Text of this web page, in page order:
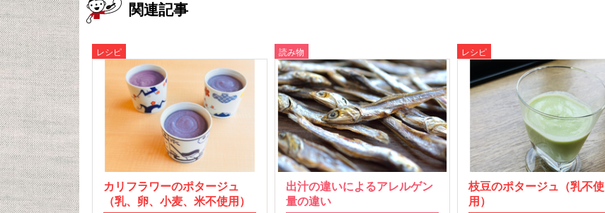
関連記事
レシピ
カリフラワーのポタージュ
（乳、卵、小麦、米不使用）
読み物
出汁の違いによるアレルゲン
量の違い
レシピ
枝豆のポタージュ（乳不使
用）